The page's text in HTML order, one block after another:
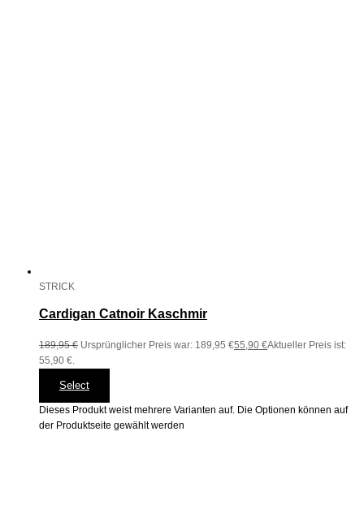
STRICK
Cardigan Catnoir Kaschmir
189,95€ Ursprünglicher Preis war: 189,95 €55,90 €Aktueller Preis ist:
55,90 €.
Select
Dieses Produkt weist mehrere Varianten auf. Die Optionen können auf
der Produktseite gewählt werden